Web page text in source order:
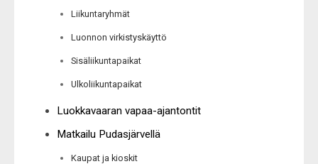
Liikuntaryhmät
Luonnon virkistyskäyttö
Sisäliikuntapaikat
Ulkoliikuntapaikat
Luokkavaaran vapaa-ajantontit
Matkailu Pudasjärvellä
Kaupat ja kioskit